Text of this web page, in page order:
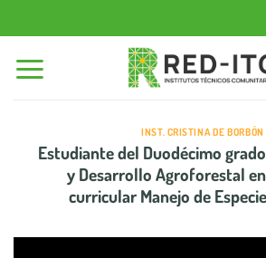
al
contenido
INST. CRISTINA DE BORBÓN
Estudiante del Duodécimo
y Desarrollo Agroforestal
curricular Manejo de